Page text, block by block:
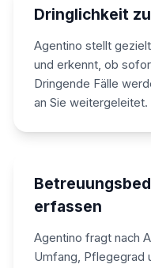
Dringlichkeit
Agentino stellt
und erkennt, ob
Dringende Fälle
an Sie weitergeleitet.
erfassen
Agentino fragt nach
Umfang, Pflegegrad